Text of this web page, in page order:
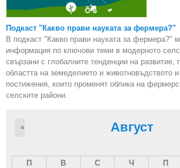
Подкаст "Какво прави науката за фермера?"
В подкаст "Какво прави науката за фермера?"
информация по ключови теми в модерното
свързани с глобалните тенденции на развитие,
областта на земеделието и животновъдството
постижения, които променят облика на
селските райони.
Август
«
П В С Ч П